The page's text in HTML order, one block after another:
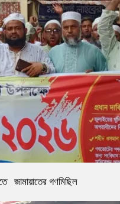
জামায়াতের গণমিছিল